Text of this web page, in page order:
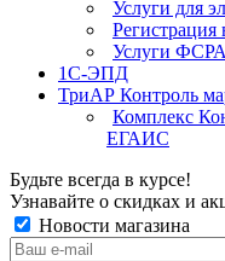
Услуги для
Услуги
1С-ЭПД
ТриАР Контроль
Комплекс
ЕГАИС
Будьте всегда в курсе!
Узнавайте о скидках и
Новости магазина